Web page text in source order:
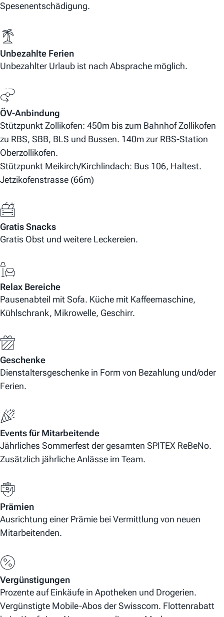
Spesenentschädigung.
Unbezahlte Ferien
Unbezahlter Urlaub ist nach Absprache möglich.
ÖV-Anbindung
Stützpunkt Zollikofen: 450m bis zum Bahnhof Zollikofen
zu RBS, SBB, BLS und Bussen. 140m zur RBS-Station
Oberzollikofen.
Stützpunkt Meikirch/Kirchlindach: Bus 106, Haltest.
Jetzikofenstrasse (66m)
Gratis Snacks
Gratis Obst und weitere Leckereien.
Relax Bereiche
Pausenabteil mit Sofa. Küche mit Kaffeemaschine,
Kühlschrank, Mikrowelle, Geschirr.
Geschenke
Dienstaltersgeschenke in Form von Bezahlung und/oder
Ferien.
Events für Mitarbeitende
Jährliches Sommerfest der gesamten SPITEX ReBeNo.
Zusätzlich jährliche Anlässe im Team.
Prämien
Ausrichtung einer Prämie bei Vermittlung von neuen
Mitarbeitenden.
Vergünstigungen
Prozente auf Einkäufe in Apotheken und Drogerien.
Vergünstigte Mobile-Abos der Swisscom. Flottenrabatt